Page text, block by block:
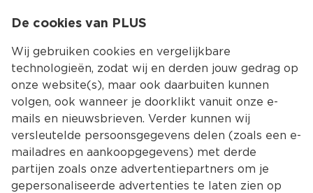
Kies jouw
De cookies van PLUS
Wij gebruiken cookies en vergelijkbare
technologieën, zodat wij en derden jouw gedrag op
onze website(s), maar ook daarbuiten kunnen
volgen, ook wanneer je doorklikt vanuit onze e-
mails en nieuwsbrieven. Verder kunnen wij
versleutelde persoonsgegevens delen (zoals een e-
mailadres en aankoopgegevens) met derde
partijen zoals onze advertentiepartners om je
gepersonaliseerde advertenties te laten zien op